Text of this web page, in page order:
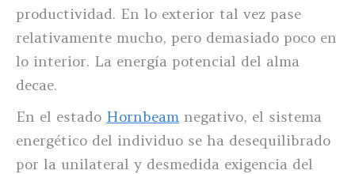
productividad. En lo exterior tal vez pase
relativamente mucho, pero demasiado poco en
lo interior. La energía potencial del alma
decae.
En el estado Hornbeam negativo, el sistema
energético del individuo se ha desequilibrado
por la unilateral y desmedida exigencia del